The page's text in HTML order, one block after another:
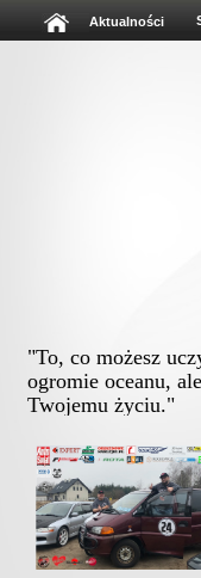
Aktualności
"To, co możesz
ogromie oceanu,
Twojemu życiu."